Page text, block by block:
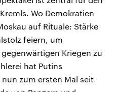
Wo Demokratien
auf Rituale: Stärke
feiern, um
Kriegen zu
hat Putins
zum ersten Mal seit